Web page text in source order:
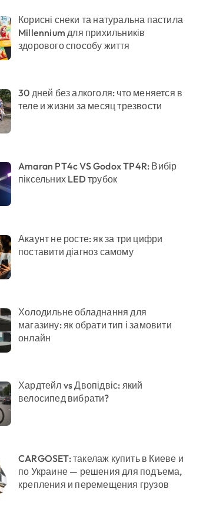
Корисні снеки та натуральна пастила
Millennium для прихильників
здорового способу життя
30 дней без алкоголя: что меняется в
теле и жизни за месяц трезвости
Amaran PT4c VS Godox TP4R: Вибір
піксельних LED трубок
Акаунт не росте: як за три цифри
поставити діагноз самому
Холодильне обладнання для
магазину: як обрати тип і замовити
онлайн
Хардтейл vs Двопідвіс: який
велосипед вибрати?
CARGOSET: такелаж купить в Киеве и
по Украине — решения для подъема,
крепления и перемещения грузов